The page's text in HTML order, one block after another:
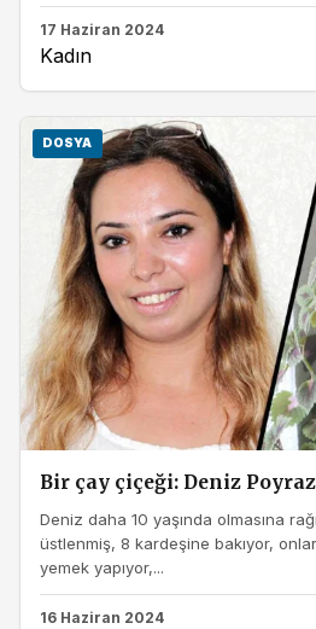
17 Haziran 2024
Kadın
DOSYA
Bir çay çiçeği: Deniz Poyraz
Deniz daha 10 yaşında olmasına
üstlenmiş, 8 kardeşine bakıyor,
yemek yapıyor,...
16 Haziran 2024